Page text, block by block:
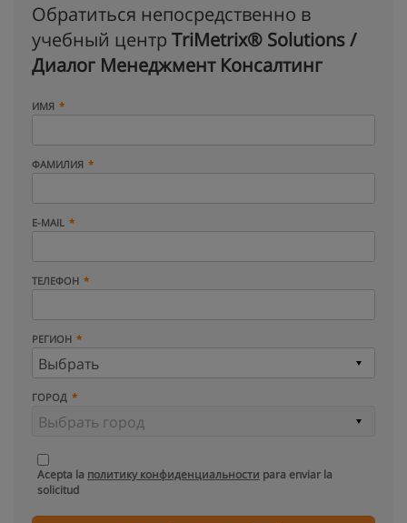
Обратиться непосредственно в
учебный центр TriMetrix® Solutions /
Диалог Менеджмент Консалтинг
ИМЯ
ФАМИЛИЯ
E-MAIL
ТЕЛЕФОН
РЕГИОН
ГОРОД
Acepta la политику конфиденциальности para enviar la
solicitud